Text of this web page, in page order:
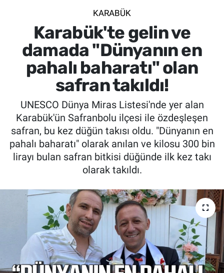
KARABÜK
Karabük'te gelin ve
damada "Dünyanın en
pahalı baharatı" olan
safran takıldı!
UNESCO Dünya Miras Listesi'nde yer alan
Karabük'ün Safranbolu ilçesi ile özdeşleşen
safran, bu kez düğün takısı oldu. "Dünyanın en
pahalı baharatı" olarak anılan ve kilosu 300 bin
lirayı bulan safran bitkisi düğünde ilk kez takı
olarak takıldı.
SPOR
SAĞLIK